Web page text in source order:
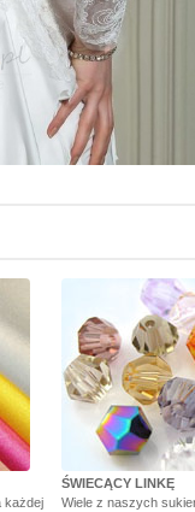
każdej
ŚWIECĄCY LINKĘ
Wiele z naszych